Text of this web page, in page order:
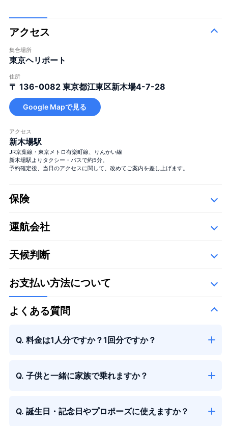
大きな花束
アクセス
集合場所
東京ヘリポート
住所
〒 136-0082 東京都江東区新木場4-7-28
Google Mapで見る
アクセス
新木場駅
JR京葉線・東京メトロ有楽町線、りんかい線
新木場駅よりタクシー・バスで約5分。
予約確定後、当日のアクセスに関して、改めてご案内を差し上げます。
保険
運航会社
天候判断
お支払い方法について
よくある質問
Q. 料金は1人分ですか？1回分ですか？
Q. 子供と一緒に家族で乗れますか？
Q. 誕生日・記念日やプロポーズに使えますか？